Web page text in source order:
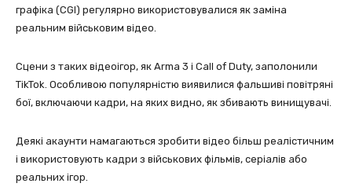
графіка (CGI) регулярно використовувалися як заміна
реальним військовим відео.
Сцени з таких відеоігор, як Arma 3 і Call of Duty, заполонили
TikTok. Особливою популярністю виявилися фальшиві повітряні
бої, включаючи кадри, на яких видно, як збивають винищувачі.
Деякі акаунти намагаються зробити відео більш реалістичним
і використовують кадри з військових фільмів, серіалів або
реальних ігор.